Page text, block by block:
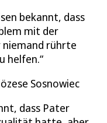
bekannt, dass
mit der
rührte
helfen.
Sosnowiec
dass Pater